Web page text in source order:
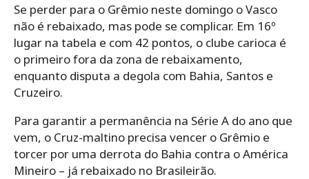
Se perder para o Grêmio neste domingo o Vasco
não é rebaixado, mas pode se complicar. Em 16º
lugar na tabela e com 42 pontos, o clube carioca é
o primeiro fora da zona de rebaixamento,
enquanto disputa a degola com Bahia, Santos e
Cruzeiro.
Para garantir a permanência na Série A do ano que
vem, o Cruz-maltino precisa vencer o Grêmio e
torcer por uma derrota do Bahia contra o América
Mineiro – já rebaixado no Brasileirão.